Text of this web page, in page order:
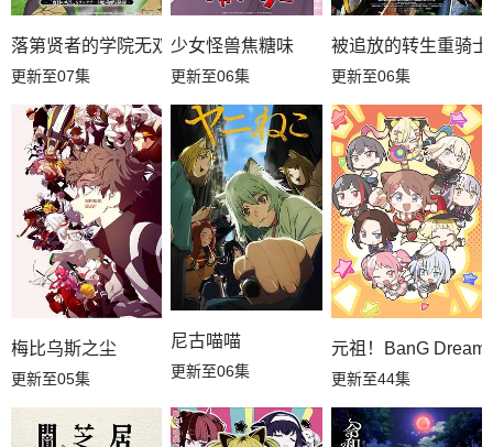
第03集 第02集 第01集
落第贤者的学院无双第二回转生，S等级作弊魔术师冒险记
更新至07集
少女怪兽焦糖味
更新至06集
被追放的转生重骑
更新至06集
梅比乌斯之尘
更新至05集
尼古喵喵
更新至06集
元祖！BanG Dream
更新至44集